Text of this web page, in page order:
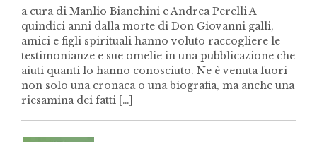
a cura di Manlio Bianchini e Andrea Perelli A
quindici anni dalla morte di Don Giovanni galli,
amici e figli spirituali hanno voluto raccogliere le
testimonianze e sue omelie in una pubblicazione che
aiuti quanti lo hanno conosciuto. Ne è venuta fuori
non solo una cronaca o una biografia, ma anche una
riesamina dei fatti […]